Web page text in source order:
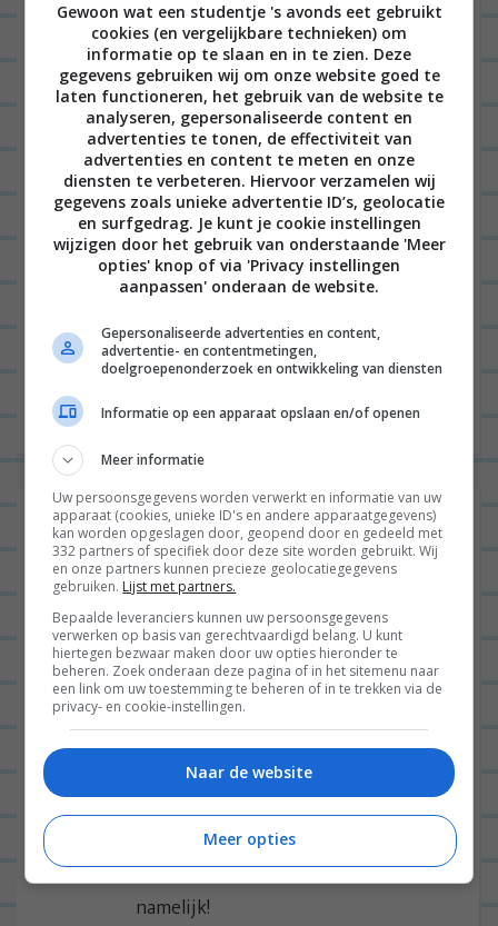
Daar deel ik dagelijks alles wat ik meemaak in mijn
leven. Van stories over interieurmake-overs,
simpele DIY’s, leuke recepten, #parentlife met
twee kleine kinderen, tot m’noutfit of today(of die
van de kinderen) en heel veel tips om het leven zelf
leuk te maken #zelfdeslingersophangen. Je vindt
me als @Lterveld op Insta!
e
VORIGE POST
VOLGENDE POST
5 reacties op “Pasta met salieboter,
gebakken ham en doperwtjes”
TESS 06/06/2022 op 13:51
Wat nou als je nergens Salie kunt
vinden….
Alle supermarkten hier bij langs
geweest..
Jumbo, AH, lidl, aldi….. nergens.
Heb je een andere optie voor de
salie? Verder heb ik alles in huis
namelijk!
Gewoon wat een studentje 's avonds eet gebruikt
cookies (en vergelijkbare technieken) om
informatie op te slaan en in te zien. Deze
gegevens gebruiken wij om onze website goed te
laten functioneren, het gebruik van de website te
analyseren, gepersonaliseerde content en
advertenties te tonen, de effectiviteit van
advertenties en content te meten en onze
diensten te verbeteren. Hiervoor verzamelen wij
gegevens zoals unieke advertentie ID’s, geolocatie
en surfgedrag. Je kunt je cookie instellingen
wijzigen door het gebruik van onderstaande 'Meer
opties' knop of via 'Privacy instellingen
aanpassen' onderaan de website.
Gepersonaliseerde advertenties en content,
advertentie- en contentmetingen,
doelgroepenonderzoek en ontwikkeling van diensten
Informatie op een apparaat opslaan en/of openen
Meer informatie
Uw persoonsgegevens worden verwerkt en informatie van uw
apparaat (cookies, unieke ID's en andere apparaatgegevens)
kan worden opgeslagen door, geopend door en gedeeld met
332 partners of specifiek door deze site worden gebruikt. Wij
en onze partners kunnen precieze geolocatiegegevens
gebruiken. Lijst met partners.
Bepaalde leveranciers kunnen uw persoonsgegevens
verwerken op basis van gerechtvaardigd belang. U kunt
hiertegen bezwaar maken door uw opties hieronder te
beheren. Zoek onderaan deze pagina of in het sitemenu naar
een link om uw toestemming te beheren of in te trekken via de
privacy- en cookie-instellingen.
Naar de website
Meer opties